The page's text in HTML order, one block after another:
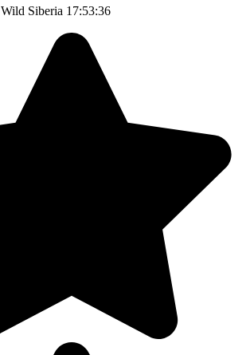
Wild Siberia 17:53:36